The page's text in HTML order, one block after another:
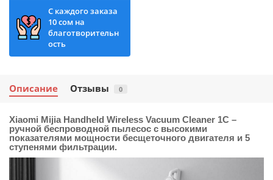
С каждого заказа
10 сом на
благотворительн
ость
Описание Отзывы 0
Xiaomi Mijia Handheld Wireless Vacuum Cleaner 1C –
ручной беспроводной пылесос с высокими
показателями мощности бесщеточного двигателя и 5
ступенями фильтрации.